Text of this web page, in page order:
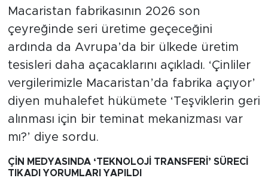
Macaristan fabrikasının 2026 son
çeyreğinde seri üretime geçeceğini
ardında da Avrupa’da bir ülkede üretim
tesisleri daha açacaklarını açıkladı. ‘Çinliler
vergilerimizle Macaristan’da fabrika açıyor’
diyen muhalefet hükümete ‘Teşviklerin geri
alınması için bir teminat mekanizması var
mı?’ diye sordu.
ÇİN MEDYASINDA ‘TEKNOLOJİ TRANSFERİ’ SÜRECİ
TIKADI YORUMLARI YAPILDI